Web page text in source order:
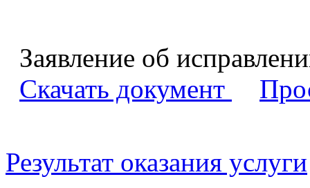
Заявление об
Скачать документ
Результат оказания услуги